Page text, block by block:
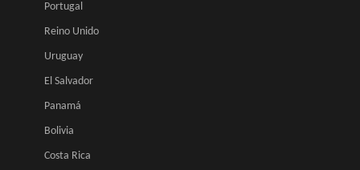
Portugal
Reino Unido
Uruguay
El Salvador
Panamá
Bolivia
Costa Rica